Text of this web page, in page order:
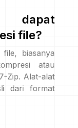
dapat
file?
biasanya
atau
Zip. Alat-alat
dari format